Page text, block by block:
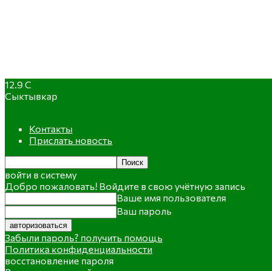
12.9 C
Сыктывкар
Контакты
Прислать новость
войти в систему
Добро пожаловать! Войдите в свою учётную запись
Ваше имя пользователя
Ваш пароль
Забыли пароль? получить помощь
Политика конфиденциальности
восстановление пароля